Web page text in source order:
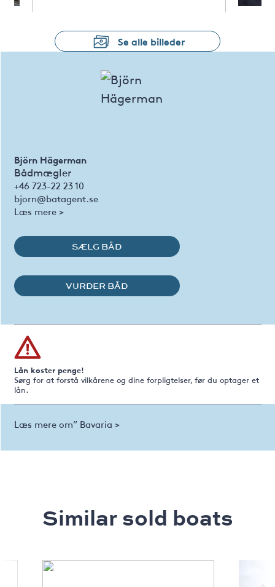
Se alle billeder
Björn Hägerman
Bådmægler
+46 723-22 23 10
bjorn@batagent.se
Læs mere >
SÆLG BÅD
VURDER BÅD
Lån koster penge!
Sørg for at forstå vilkårene og dine forpligtelser, før du optager et
lån.
Læs mere om” Bavaria >
Similar sold boats